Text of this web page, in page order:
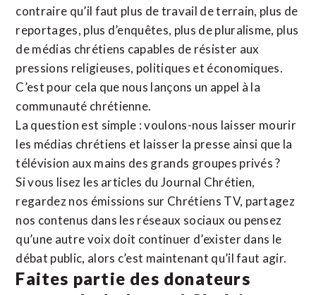
contraire qu’il faut plus de travail de terrain, plus de
reportages, plus d’enquêtes, plus de pluralisme, plus
de médias chrétiens capables de résister aux
pressions religieuses, politiques et économiques.
C’est pour cela que nous lançons un appel à la
communauté chrétienne.
La question est simple : voulons-nous laisser mourir
les médias chrétiens et laisser la presse ainsi que la
télévision aux mains des grands groupes privés ?
Si vous lisez les articles du Journal Chrétien,
regardez nos émissions sur Chrétiens TV, partagez
nos contenus dans les réseaux sociaux ou pensez
qu’une autre voix doit continuer d’exister dans le
débat public, alors c’est maintenant qu’il faut agir.
Faites partie des donateurs